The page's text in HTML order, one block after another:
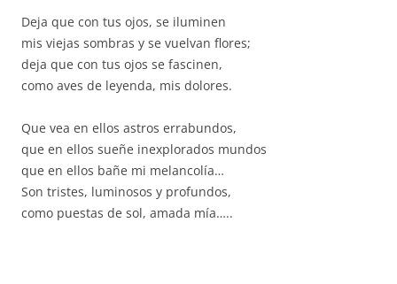
Deja que con tus ojos, se iluminen
mis viejas sombras y se vuelvan flores;
deja que con tus ojos se fascinen,
como aves de leyenda, mis dolores.
Que vea en ellos astros errabundos,
que en ellos sueñe inexplorados mundos
que en ellos bañe mi melancolía…
Son tristes, luminosos y profundos,
como puestas de sol, amada mía…..